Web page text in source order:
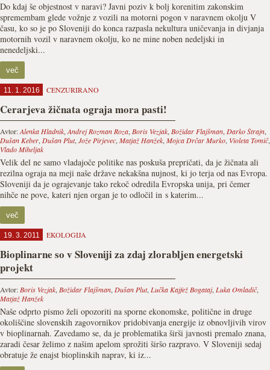
Do kdaj še objestnost v naravi? Javni poziv k bolj korenitim zakonskim
spremembam glede vožnje z vozili na motorni pogon v naravnem okolju V
času, ko so je po Sloveniji do konca razpasla nekultura uničevanja in divjanja
motornih vozil v naravnem okolju, ko ne mine noben nedeljski in
nenedeljski...
več
11. 1. 2016 CENZURIRANO
Cerarjeva žičnata ograja mora pasti!
Avtor:Alenka Hladnik, Andrej Rozman Roza, Boris Vezjak, Božidar Flajšman, Darko Štrajn,
Dušan Keber, Dušan Plut, Jože Pirjevec, Matjaž Hanžek, Mojca Drčar Murko, Violeta Tomič,
Vlado Miheljak
Velik del ne samo vladajoče politike nas poskuša prepričati, da je žičnata ali
rezilna ograja na meji naše države nekakšna nujnost, ki jo terja od nas Evropa.
Sloveniji da je ograjevanje tako rekoč odredila Evropska unija, pri čemer
nihče ne pove, kateri njen organ je to odločil in s katerim...
več
19. 3. 2011 EKOLOGIJA
Bioplinarne so v Sloveniji za zdaj zlorabljen energetski
projekt
Avtor: Boris Vezjak, Božidar Flajšman, Dušan Plut, Lučka Kajfež Bogataj, Luka Omladič,
Matjaž Hanžek
Naše odprto pismo želi opozoriti na sporne ekonomske, politične in druge
okoliščine slovenskih zagovornikov pridobivanja energije iz obnovljivih virov
v bioplinarnah. Zavedamo se, da je problematika širši javnosti premalo znana,
zaradi česar želimo z našim apelom sprožiti širšo razpravo. V Sloveniji sedaj
obratuje že enajst bioplinskih naprav, ki iz...